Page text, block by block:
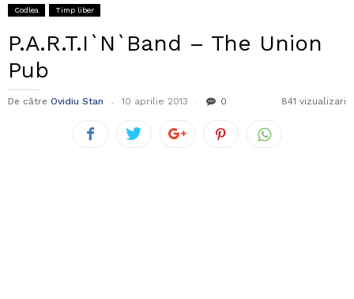
Codlea Timp liber
P.A.R.T.I`N`Band – The Union
Pub
De către Ovidiu Stan 10 aprilie 2013 0 841 vizualizari